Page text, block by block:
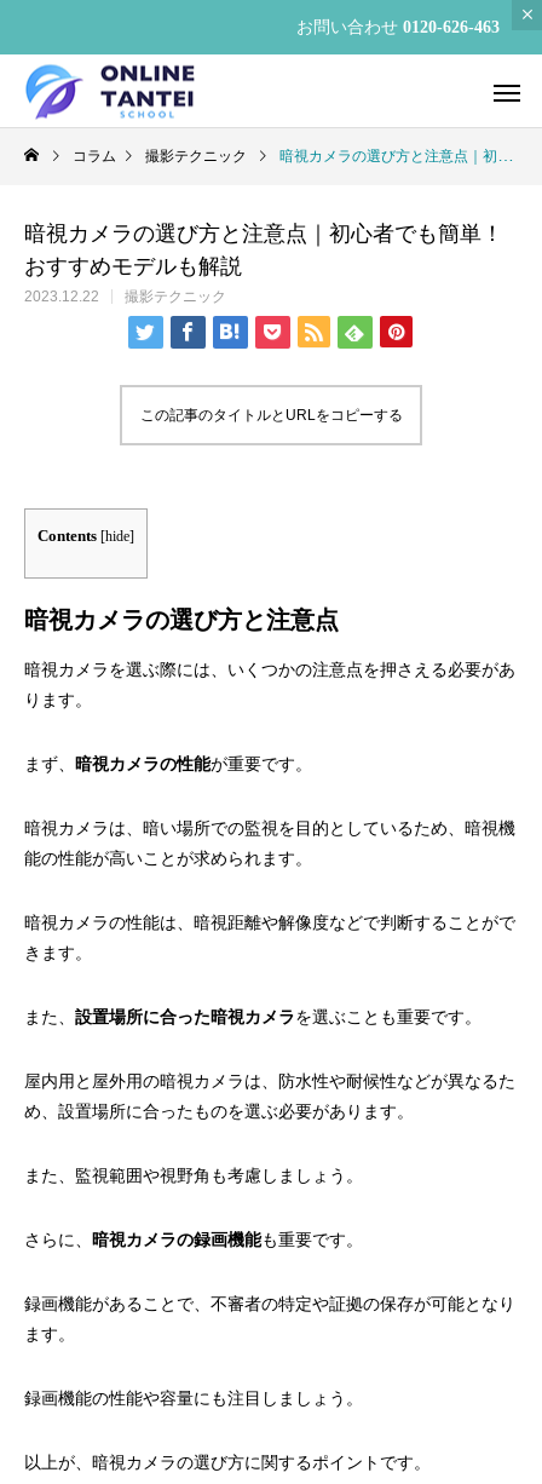
お問い合わせ 0120-626-463
コラム 撮影テクニック 暗視カメラの選び方と注意点｜初心者でも簡単！おすすめモデルも解説
暗視カメラの選び方と注意点｜初心者でも簡単！
おすすめモデルも解説
2023.12.22 撮影テクニック
この記事のタイトルとURLをコピーする
Contents [hide]
暗視カメラの選び方と注意点
暗視カメラを選ぶ際には、いくつかの注意点を押さえる必要があ
ります。
まず、 暗視カメラの性能が重要です。
暗視カメラは、暗い場所での監視を目的としているため、暗視機
能の性能が高いことが求められます。
暗視カメラの性能は、暗視距離や解像度などで判断することがで
きます。
また、 設置場所に合った暗視カメラを選ぶことも重要です。
屋内用と屋外用の暗視カメラは、防水性や耐候性などが異なるた
め、設置場所に合ったものを選ぶ必要があります。
また、監視範囲や視野角も考慮しましょう。
さらに、 暗視カメラの録画機能も重要です。
録画機能があることで、不審者の特定や証拠の保存が可能となり
ます。
録画機能の性能や容量にも注目しましょう。
以上が、暗視カメラの選び方に関するポイントです。